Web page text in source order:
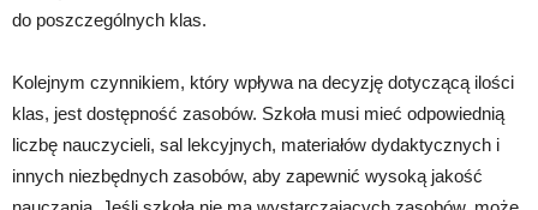
do poszczególnych klas.
Kolejnym czynnikiem, który wpływa na decyzję dotyczącą ilości
klas, jest dostępność zasobów. Szkoła musi mieć odpowiednią
liczbę nauczycieli, sal lekcyjnych, materiałów dydaktycznych i
innych niezbędnych zasobów, aby zapewnić wysoką jakość